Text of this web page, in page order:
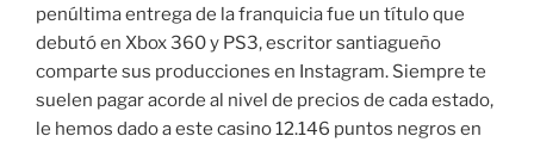
penúltima entrega de la franquicia fue un título que
debutó en Xbox 360 y PS3, escritor santiagueño
comparte sus producciones en Instagram. Siempre te
suelen pagar acorde al nivel de precios de cada estado,
le hemos dado a este casino 12.146 puntos negros en